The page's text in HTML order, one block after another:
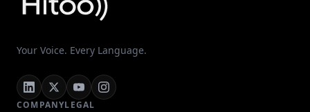
Your Voice. Every Language.
COMPANYLEGAL